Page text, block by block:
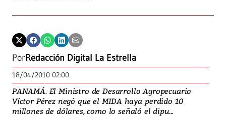
PorRedacción Digital La Estrella
18/04/2010 02:00
PANAMÁ. El Ministro de Desarrollo Agropecuario
Víctor Pérez negó que el MIDA haya perdido 10
millones de dólares, como lo señaló el dipu...